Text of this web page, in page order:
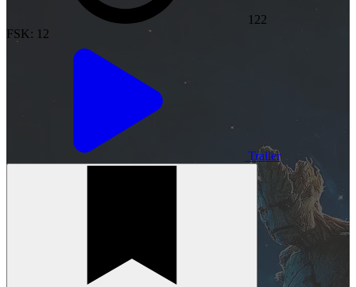
122
FSK: 12
Trailer